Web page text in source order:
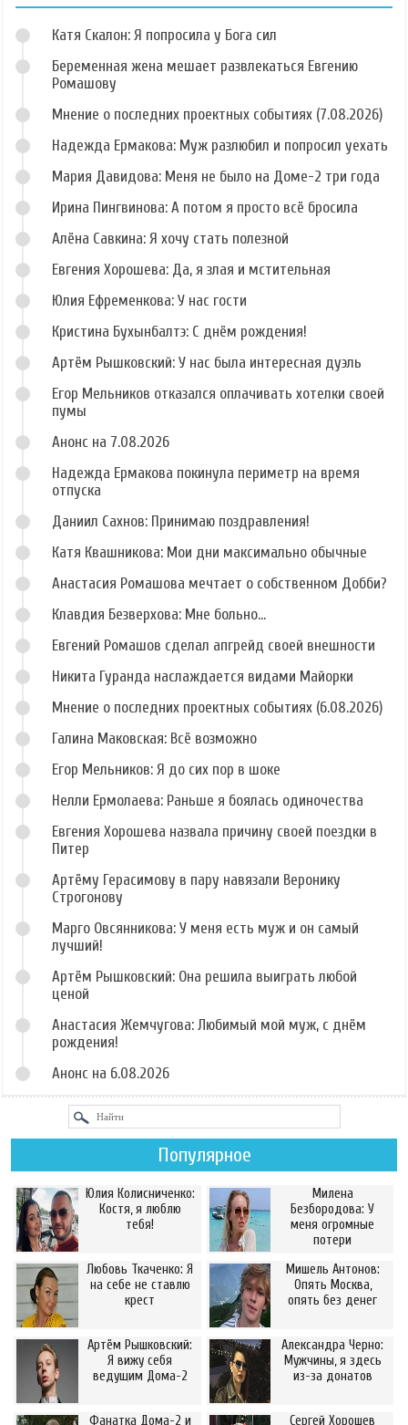
Катя Скалон: Я попросила у Бога сил
Беременная жена мешает развлекаться Евгению
Ромашову
Мнение о последних проектных событиях (7.08.2026)
Надежда Ермакова: Муж разлюбил и попросил уехать
Мария Давидова: Меня не было на Доме-2 три года
Ирина Пингвинова: А потом я просто всё бросила
Алёна Савкина: Я хочу стать полезной
Евгения Хорошева: Да, я злая и мстительная
Юлия Ефременкова: У нас гости
Кристина Бухынбалтэ: С днём рождения!
Артём Рышковский: У нас была интересная дуэль
Егор Мельников отказался оплачивать хотелки своей
пумы
Анонс на 7.08.2026
Надежда Ермакова покинула периметр на время
отпуска
Даниил Сахнов: Принимаю поздравления!
Катя Квашникова: Мои дни максимально обычные
Анастасия Ромашова мечтает о собственном Добби?
Клавдия Безверхова: Мне больно...
Евгений Ромашов сделал апгрейд своей внешности
Никита Гуранда наслаждается видами Майорки
Мнение о последних проектных событиях (6.08.2026)
Галина Маковская: Всё возможно
Егор Мельников: Я до сих пор в шоке
Нелли Ермолаева: Раньше я боялась одиночества
Евгения Хорошева назвала причину своей поездки в
Питер
Артёму Герасимову в пару навязали Веронику
Строгонову
Марго Овсянникова: У меня есть муж и он самый
лучший!
Артём Рышковский: Она решила выиграть любой
ценой
Анастасия Жемчугова: Любимый мой муж, с днём
рождения!
Анонс на 6.08.2026
Популярное
Юлия Колисниченко:
Костя, я люблю
тебя!
Милена
Безбородова: У
меня огромные
потери
Любовь Ткаченко: Я
на себе не ставлю
крест
Мишель Антонов:
Опять Москва,
опять без денег
Артём Рышковский:
Я вижу себя
ведущим Дома-2
Александра Черно:
Мужчины, я здесь
из-за донатов
Фанатка Дома-2 и Сергей Хорошев